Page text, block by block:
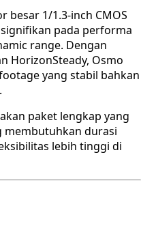
besar 1/1.3-inch CMOS
pada performa
range. Dengan
HorizonSteady, Osmo
yang stabil bahkan
paket lengkap yang
durasi
lebih tinggi di